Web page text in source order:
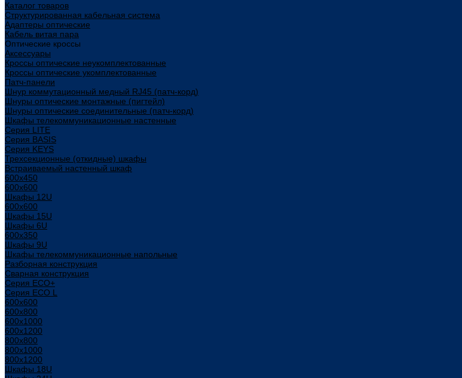
Каталог товаров
Структурированная кабельная система
Адаптеры оптические
Кабель витая пара
Оптические кроссы
Аксессуары
Кроссы оптические неукомплектованные
Кроссы оптические укомплектованные
Патч-панели
Шнур коммутационный медный RJ45 (патч-корд)
Шнуры оптические монтажные (пигтейл)
Шнуры оптические соединительные (патч-корд)
Шкафы телекоммуникационные настенные
Cерия LITE
Cерия BASIS
Cерия KEYS
Трехсекционные (откидные) шкафы
Встраиваемый настенный шкаф
600x450
600x600
Шкафы 12U
600x600
Шкафы 15U
Шкафы 6U
600x350
Шкафы 9U
Шкафы телекоммуникационные напольные
Разборная конструкция
Сварная конструкция
Серия ECO+
Серия ECO L
600x600
600x800
600х1000
600х1200
800x800
800х1000
800х1200
Шкафы 18U